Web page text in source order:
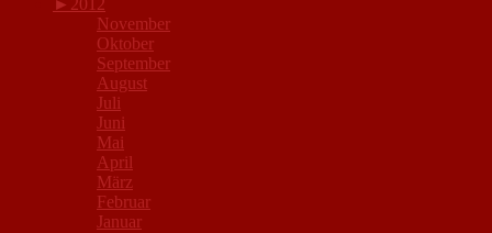
► 2012
November
Oktober
September
August
Juli
Juni
Mai
April
März
Februar
Januar